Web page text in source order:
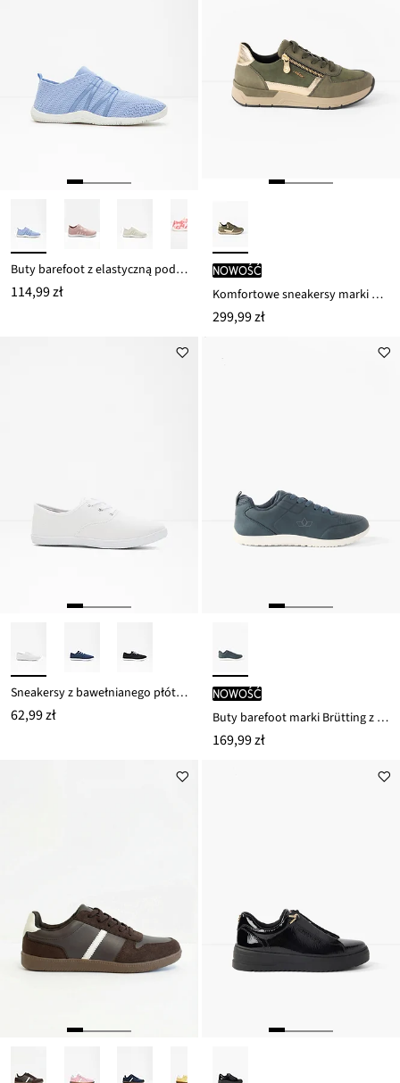
Buty barefoot z elastyczną podeszwą
114,99 zł
nowość
Komfortowe sneakersy marki Rieker z wyściełaną wkładką
299,99 zł
Sneakersy z bawełnianego płótna
62,99 zł
nowość
Buty barefoot marki Brütting z elastyczną podeszwą
169,99 zł